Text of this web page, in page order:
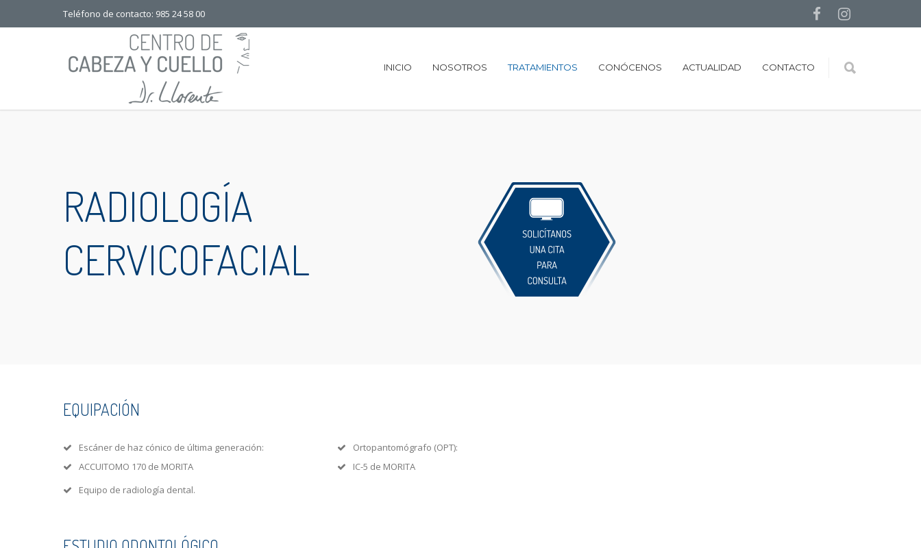
Teléfono de contacto: 985 24 58 00
INICIO NOSOTROS TRATAMIENTOS CONÓCENOS ACTUALIDAD CONTACTO
RADIOLOGÍA
CERVICOFACIAL
EQUIPACIÓN
Escáner de haz cónico de última generación:
ACCUITOMO 170 de MORITA
Equipo de radiología dental.
Ortopantomógrafo (OPT):
IC-5 de MORITA